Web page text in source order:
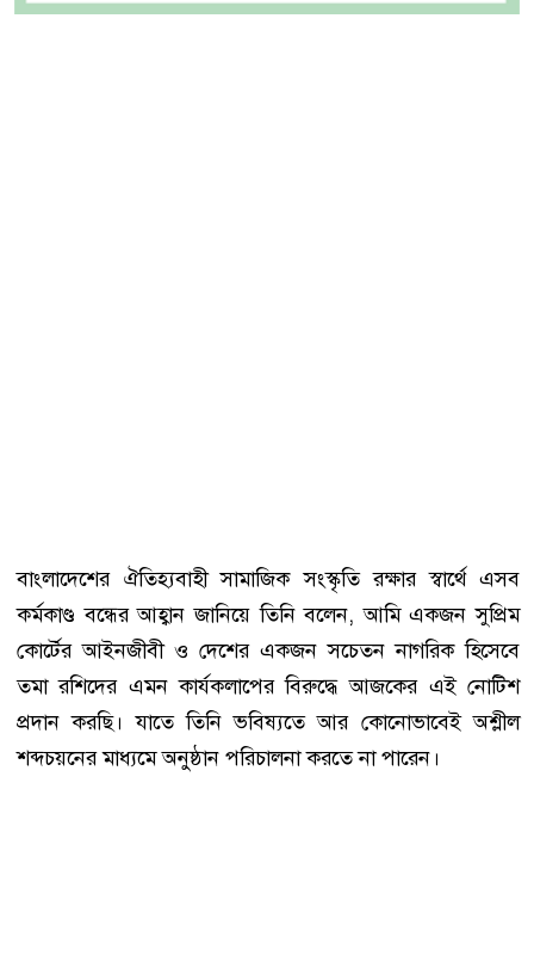
বাংলাদেশের ঐতিহ্যবাহী সামাজিক সংস্কৃতি রক্ষার স্বার্থে এসব
কর্মকাণ্ড বন্ধের আহ্বান জানিয়ে তিনি বলেন, আমি একজন সুপ্রিম
কোর্টের আইনজীবী ও দেশের একজন সচেতন নাগরিক হিসেবে
তমা রশিদের এমন কার্যকলাপের বিরুদ্ধে আজকের এই নোটিশ
প্রদান করছি। যাতে তিনি ভবিষ্যতে আর কোনোভাবেই অশ্লীল
শব্দচয়নের মাধ্যমে অনুষ্ঠান পরিচালনা করতে না পারেন।